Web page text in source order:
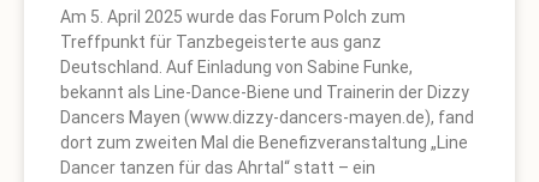
Am 5. April 2025 wurde das Forum Polch zum
Treffpunkt für Tanzbegeisterte aus ganz
Deutschland. Auf Einladung von Sabine Funke,
bekannt als Line-Dance-Biene und Trainerin der Dizzy
Dancers Mayen (www.dizzy-dancers-mayen.de), fand
dort zum zweiten Mal die Benefizveranstaltung „Line
Dancer tanzen für das Ahrtal“ statt – ein